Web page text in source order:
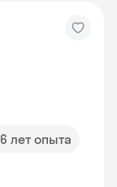
лет опыта